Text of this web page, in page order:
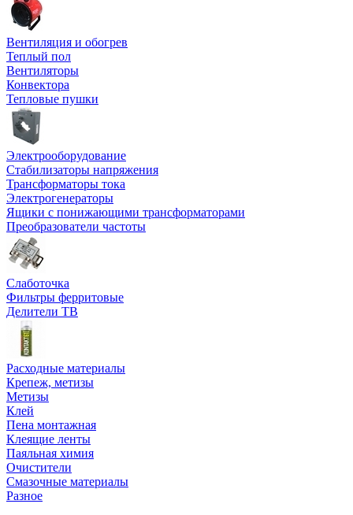
Вентиляция и обогрев
Теплый пол
Вентиляторы
Конвектора
Тепловые пушки
Электрооборудование
Стабилизаторы напряжения
Трансформаторы тока
Электрогенераторы
Ящики с понижающими трансформаторами
Преобразователи частоты
Слаботочка
Фильтры ферритовые
Делители ТВ
Расходные материалы
Крепеж, метизы
Метизы
Клей
Пена монтажная
Клеящие ленты
Паяльная химия
Очистители
Смазочные материалы
Разное